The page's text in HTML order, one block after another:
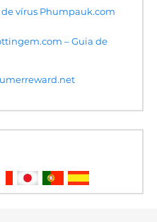
vírus Phumpauk.com
– Guia de